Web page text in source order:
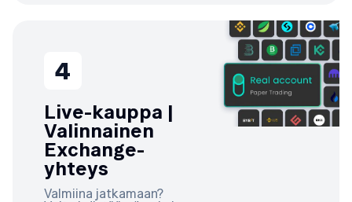
4
Live-kauppa |
Valinnainen
Exchange-
yhteys
Valmiina jatkamaan?